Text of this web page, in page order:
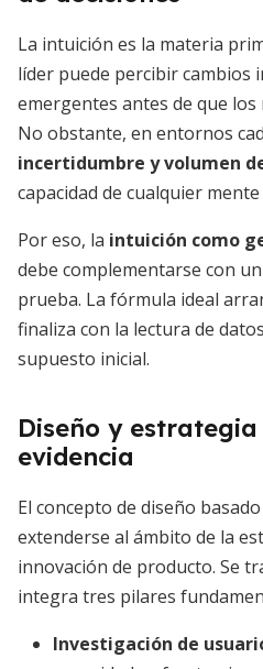
La intuición es la materia
líder puede percibir cambios
emergentes antes de que
No obstante, en entornos
incertidumbre y volumen
capacidad de cualquier
Por eso, la intuición como
debe complementarse con
prueba. La fórmula ideal
finaliza con la lectura de
supuesto inicial.
Diseño y
evidencia
El concepto de diseño
extenderse al ámbito de la
innovación de producto. Se
integra tres pilares
Investigación de